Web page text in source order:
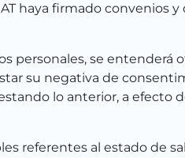
haya firmado convenios
personales, se
su negativa de
lo anterior, a efecto
referentes al estado de